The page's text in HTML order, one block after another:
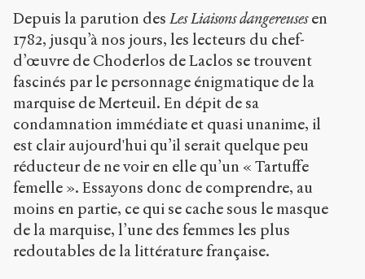
/
s
n
s
-
u
b
l
i
.
o
r
Depuis la parution des Les Liaisons dangereusesen
1782, jusqu’à nos jours, les lecteurs du chef-
d’œuvre de Choderlos de Laclos se trouvent
fascinés par le personnage énigmatique de la
marquise de Merteuil. En dépit de sa
condamnation immédiate et quasi unanime, il
est clair aujourd'hui qu’il serait quelque peu
réducteur de ne voir en elle qu’un « Tartuffe
femelle ». Essayons donc de comprendre, au
moins en partie, ce qui se cache sous le masque
de la marquise, l’une des femmes les plus
redoutables de la littérature française.